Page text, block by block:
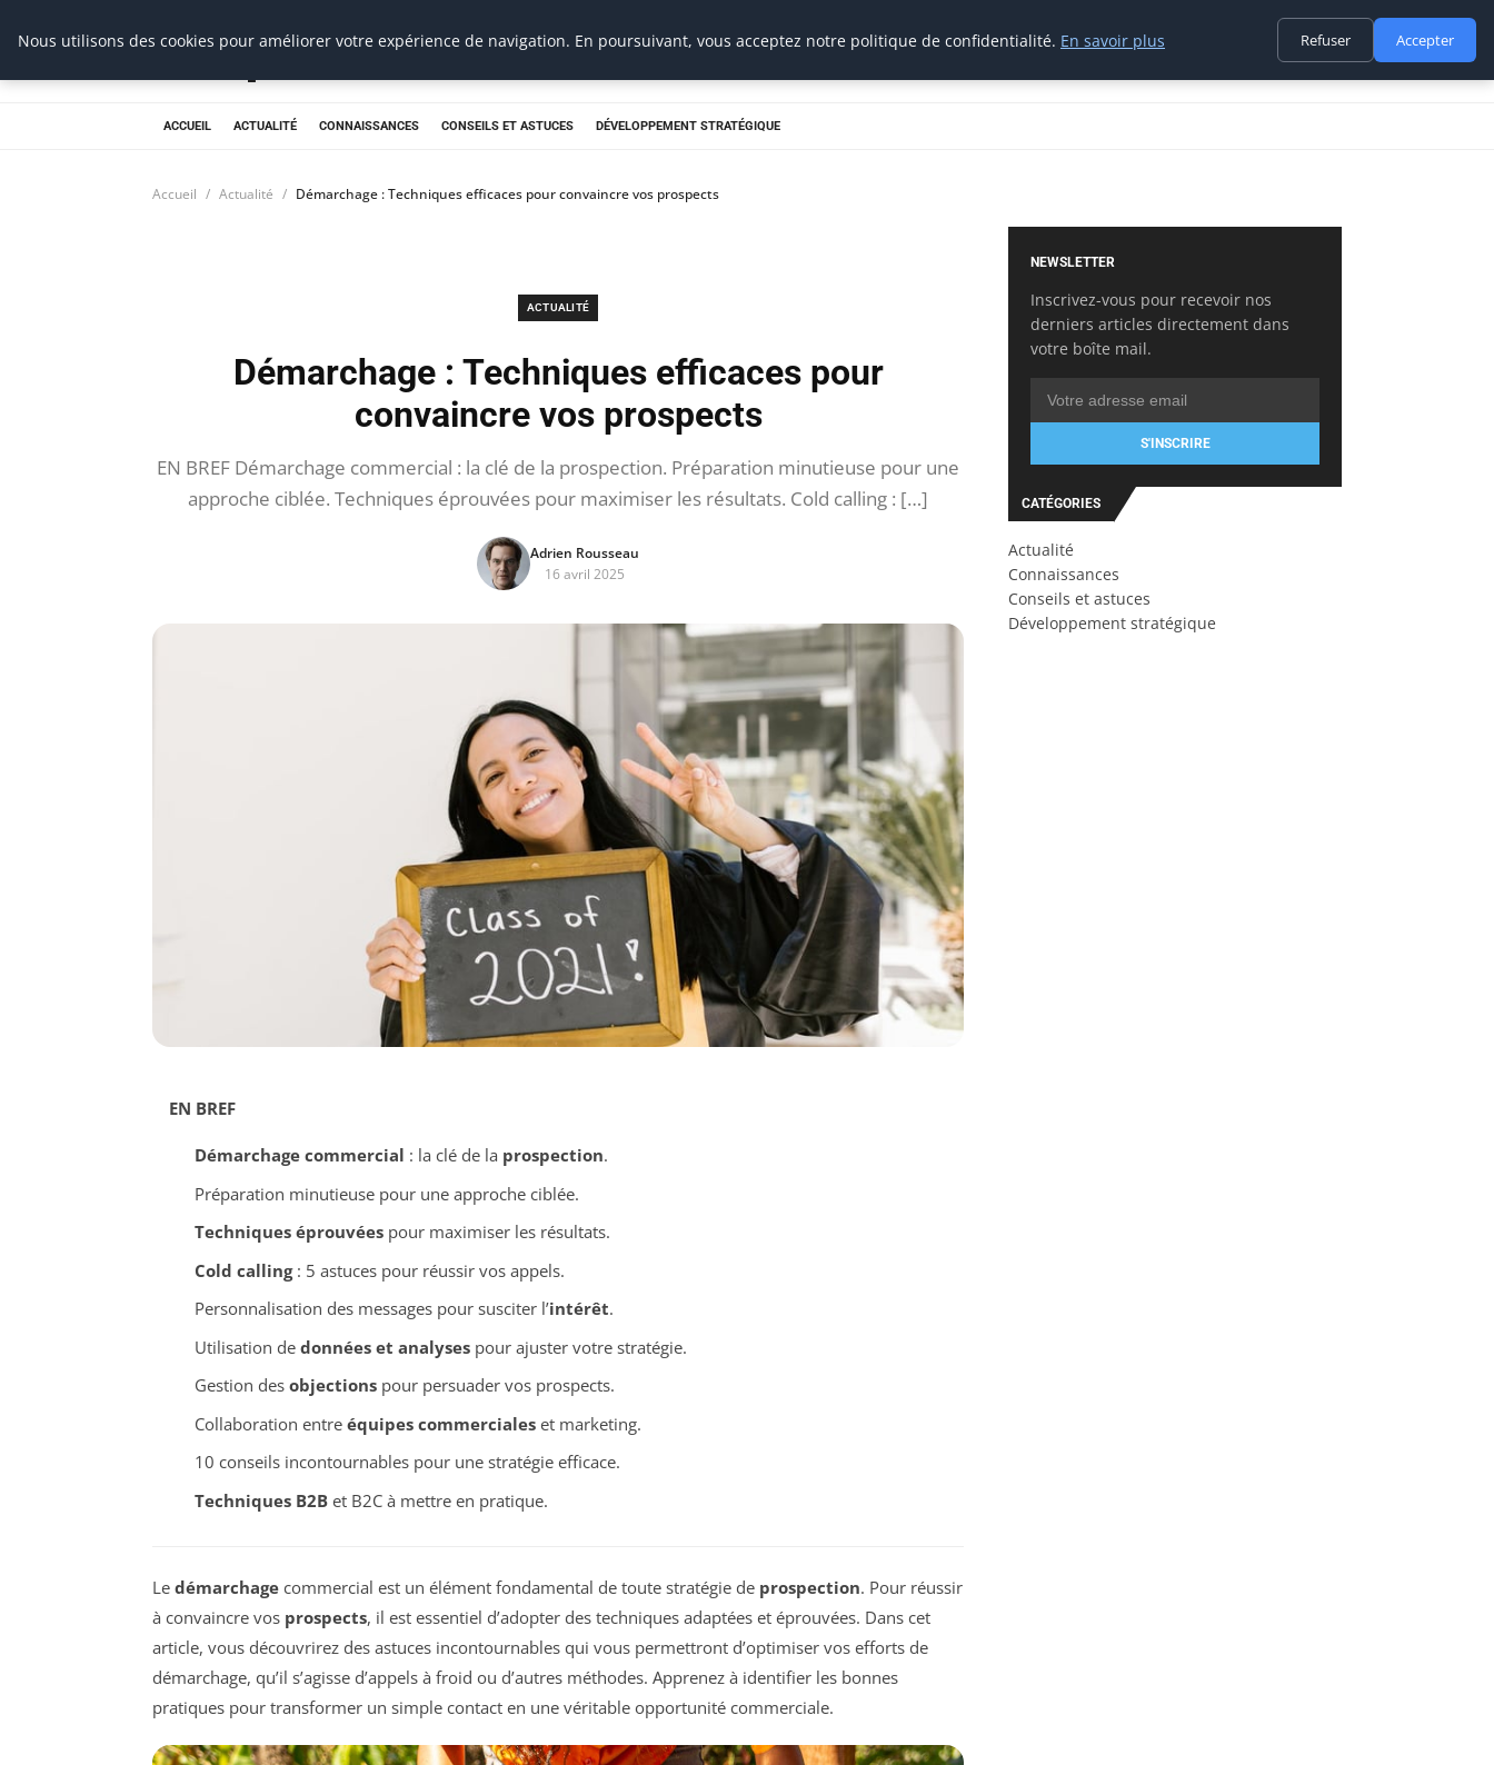
Prospection Pro
ACCUEIL ACTUALITÉ CONNAISSANCES CONSEILS ET ASTUCES DÉVELOPPEMENT STRATÉGIQUE
Accueil Actualité Démarchage : Techniques efficaces pour convaincre vos prospects
ACTUALITÉ
Démarchage : Techniques efficaces pour
convaincre vos prospects
EN BREF Démarchage commercial : la clé de la prospection. Préparation minutieuse pour une
approche ciblée. Techniques éprouvées pour maximiser les résultats. Cold calling : […]
Adrien Rousseau
16 avril 2025
EN BREF
Démarchage commercial : la clé de la prospection.
Préparation minutieuse pour une approche ciblée.
Techniques éprouvéespour maximiser les résultats.
Cold calling: 5 astuces pour réussir vos appels.
Personnalisation des messages pour susciter l’intérêt.
Utilisation de données et analysespour ajuster votre stratégie.
Gestion des objectionspour persuader vos prospects.
Collaboration entre équipes commercialeset marketing.
10 conseils incontournables pour une stratégie efficace.
Techniques B2Bet B2C à mettre en pratique.
Le démarchage commercial est un élément fondamental de toute stratégie de prospection. Pour réussir
à convaincre vos prospects, il est essentiel d’adopter des techniques adaptées et éprouvées. Dans cet
article, vous découvrirez des astuces incontournables qui vous permettront d’optimiser vos efforts de
démarchage, qu’il s’agisse d’appels à froid ou d’autres méthodes. Apprenez à identifier les bonnes
pratiques pour transformer un simple contact en une véritable opportunité commerciale.
NEWSLETTER
Inscrivez-vous pour recevoir nos
derniers articles directement dans
votre boîte mail.
S'INSCRIRE
CATÉGORIES
Actualité
Connaissances
Conseils et astuces
Développement stratégique
Nous utilisons des cookies pour améliorer votre expérience de navigation. En poursuivant, vous acceptez notre politique de confidentialité. En savoir plus Refuser Accepter